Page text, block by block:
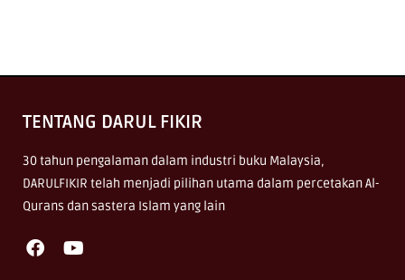
TENTANG DARUL FIKIR
30 tahun pengalaman dalam industri buku Malaysia,
DARULFIKIR telah menjadi pilihan utama dalam percetakan Al-
Qurans dan sastera Islam yang lain